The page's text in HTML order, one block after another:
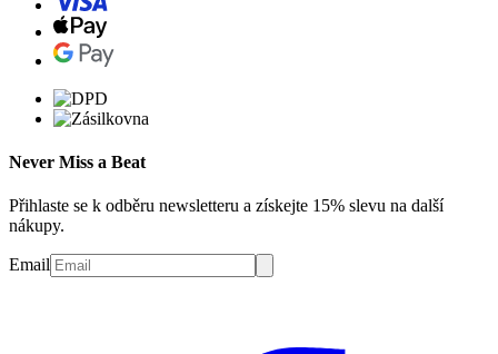
Never Miss a Beat
Přihlaste se k odběru newsletteru a získejte 15% slevu na další
nákupy.
Email